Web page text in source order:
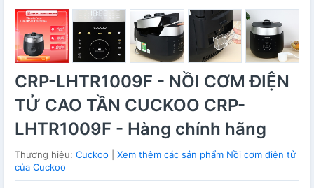
CRP-LHTR1009F - NỒI CƠM ĐIỆN
TỬ CAO TẦN CUCKOO CRP-
LHTR1009F - Hàng chính hãng
Thương hiệu: Cuckoo
Xem thêm các sản phẩm Nồi cơm điện tử
của Cuckoo